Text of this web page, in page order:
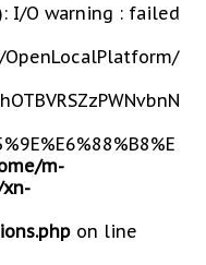
I/O warning : failed
m-
on line